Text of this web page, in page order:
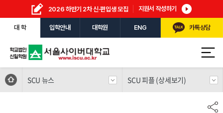
2026 하반기 2차 신·편입생 모집 지원서 작성하기
대 학 입학안내 대학원 ENG 카톡상담
SCU 뉴스 SCU 피플 (상세보기)